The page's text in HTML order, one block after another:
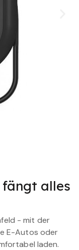
alles
- mit der
E-Autos oder
laden.